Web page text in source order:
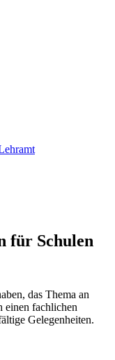
für Schulen
das Thema an
einen fachlichen
Gelegenheiten.